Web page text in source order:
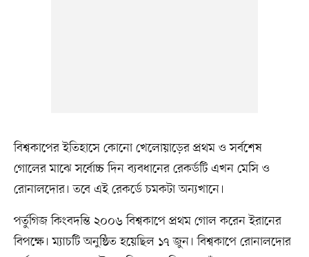
বিশ্বকাপের ইতিহাসে কোনো খেলোয়াড়ের প্রথম ও সর্বশেষ
গোলের মাঝে সর্বোচ্চ দিন ব্যবধানের রেকর্ডটি এখন মেসি ও
রোনালদোর। তবে এই রেকর্ডে চমকটা অন্যখানে।
পর্তুগিজ কিংবদন্তি ২০০৬ বিশ্বকাপে প্রথম গোল করেন ইরানের
বিপক্ষে। ম্যাচটি অনুষ্ঠিত হয়েছিল ১৭ জুন। বিশ্বকাপে রোনালদোর